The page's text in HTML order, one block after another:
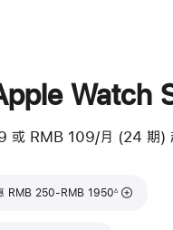
Watch
或 RMB 109/月 (24 期)
RMB 250-RMB 1950
脚注
∆